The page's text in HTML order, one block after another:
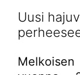
Uusi